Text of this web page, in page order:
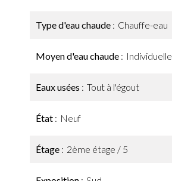
Type d'eau chaude Chauffe-eau
Moyen d'eau chaude Individuelle
Eaux usées Tout à l'égout
État Neuf
Étage 2ème étage / 5